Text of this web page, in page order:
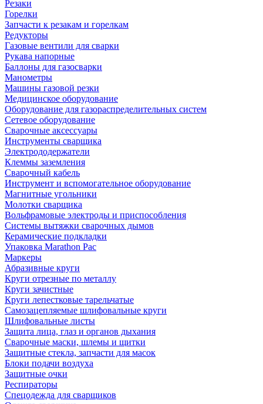
Резаки
Горелки
Запчасти к резакам и горелкам
Редукторы
Газовые вентили для сварки
Рукава напорные
Баллоны для газосварки
Манометры
Машины газовой резки
Медицинское оборудование
Оборудование для газораспределительных систем
Сетевое оборудование
Сварочные аксессуары
Инструменты сварщика
Электрододержатели
Клеммы заземления
Сварочный кабель
Инструмент и вспомогательное оборудование
Магнитные угольники
Молотки сварщика
Вольфрамовые электроды и приспособления
Системы вытяжки сварочных дымов
Керамические подкладки
Упаковка Marathon Pac
Маркеры
Абразивные круги
Круги отрезные по металлу
Круги зачистные
Круги лепестковые тарельчатые
Самозацепляемые шлифовальные круги
Шлифовальные листы
Защита лица, глаз и органов дыхания
Сварочные маски, шлемы и щитки
Защитные стекла, запчасти для масок
Блоки подачи воздуха
Защитные очки
Респираторы
Спецодежда для сварщиков